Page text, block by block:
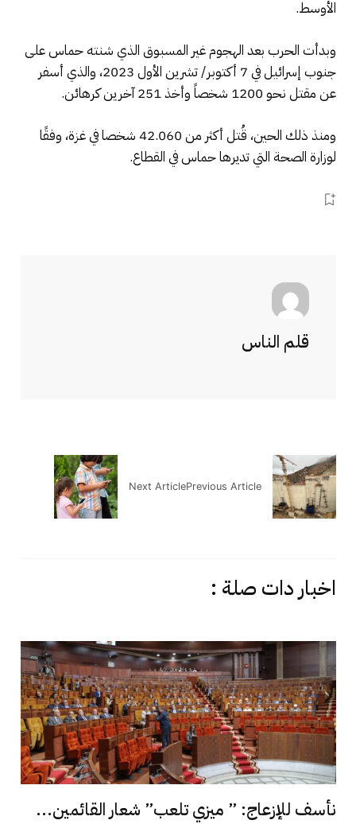
الأوسط.
وبدأت الحرب بعد الهجوم غير المسبوق الذي شنته حماس على
جنوب إسرائيل في 7 أكتوبر/ تشرين الأول 2023، والذي أسفر
عن مقتل نحو 1200 شخصاً وأخذ 251 آخرين كرهائن.
ومنذ ذلك الحين، قُتل أكثر من 42.060 شخصا في غزة، وفقًا
لوزارة الصحة التي تديرها حماس في القطاع.
قلم الناس
Previous Article
Next Article
اخبار دات صلة :
نأسف للإزعاج: ” ميزي تلعب” شعار القائمين...